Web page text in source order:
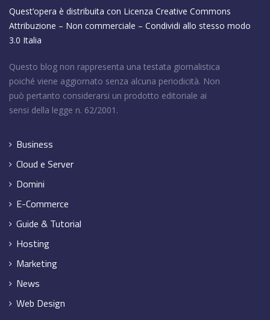
Quest’opera è distribuita con Licenza Creative Commons
Attribuzione – Non commerciale – Condividi allo stesso modo
3.0 Italia
Questo blog non rappresenta una testata giornalistica
poiché viene aggiornato senza alcuna periodicità. Non
può pertanto considerarsi un prodotto editoriale ai
sensi della legge n. 62/2001.
Business
Cloud e Server
Domini
E-Commerce
Guide & Tutorial
Hosting
Marketing
News
Web Design